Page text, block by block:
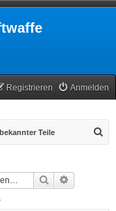
Anmelden
Registrieren
Teile
Suche